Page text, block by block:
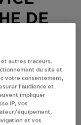
DE
PANAT
de gaz
autres traceurs.
du site et
votre consentement,
l’audience et
impliquer
IP, vos
équipement,
et vos